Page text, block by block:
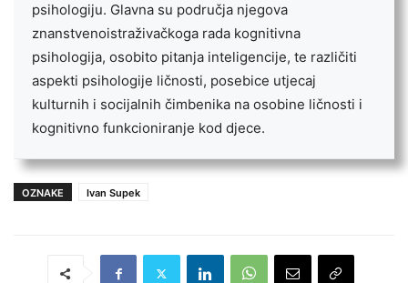
psihologiju. Glavna su područja njegova
znanstvenoistraživačkoga rada kognitivna
psihologija, osobito pitanja inteligencije, te različiti
aspekti psihologije ličnosti, posebice utjecaj
kulturnih i socijalnih čimbenika na osobine ličnosti i
kognitivno funkcioniranje kod djece.
OZNAKE Ivan Supek